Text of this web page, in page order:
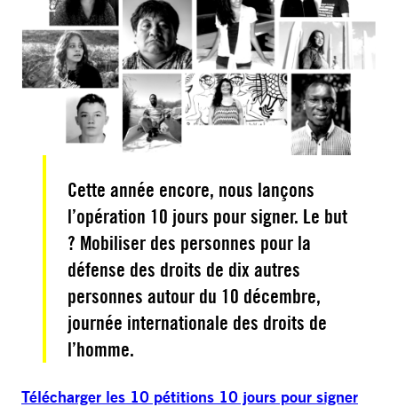
Cette année encore, nous lançons
l’opération 10 jours pour signer. Le but
? Mobiliser des personnes pour la
défense des droits de dix autres
personnes autour du 10 décembre,
journée internationale des droits de
l’homme.
Télécharger les 10 pétitions 10 jours pour signer